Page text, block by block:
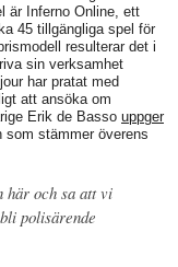
är Inferno Online, ett
45 tillgängliga spel för
resulterar det i
sin verksamhet
har pratat med
att ansöka om
Erik de Basso uppger
som stämmer överens
här och sa att vi
polisärende